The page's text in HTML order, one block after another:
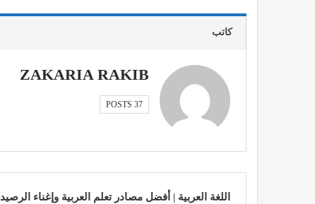
كاتب
ZAKARIA RAKIB
37 POSTS
اللغة العربية | أفضل مصادر تعلم العربية وإغناء الرصيد